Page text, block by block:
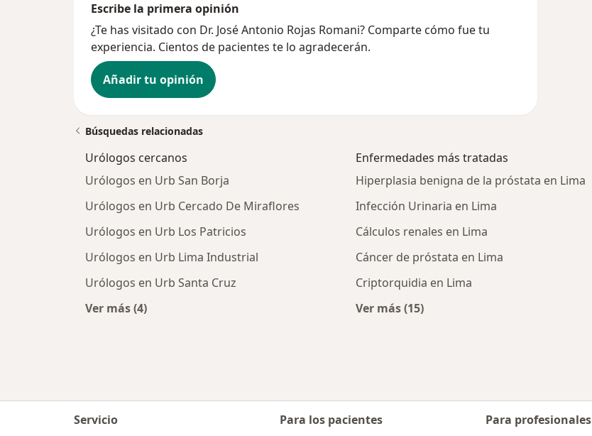
Escribe la primera opinión
¿Te has visitado con Dr. José Antonio Rojas Romani? Comparte cómo fue tu
experiencia. Cientos de pacientes te lo agradecerán.
Añadir tu opinión
Búsquedas relacionadas
Urólogos cercanos
Urólogos en Urb San Borja
Urólogos en Urb Cercado De Miraflores
Urólogos en Urb Los Patricios
Urólogos en Urb Lima Industrial
Urólogos en Urb Santa Cruz
Ver más (4)
Enfermedades más tratadas
Hiperplasia benigna de la próstata en Lima
Infección Urinaria en Lima
Cálculos renales en Lima
Cáncer de próstata en Lima
Criptorquidia en Lima
Ver más (15)
Servicio
Para los pacientes
Para profesionales